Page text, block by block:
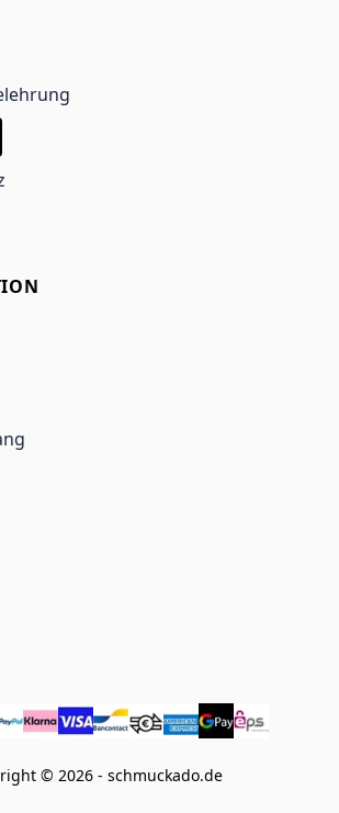
© 2026 - schmuckado.de